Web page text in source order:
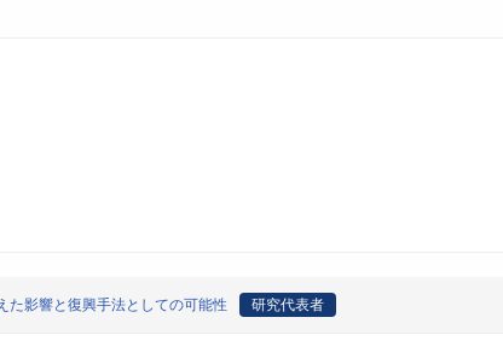
た影響と復興手法としての可能性 研究代表者